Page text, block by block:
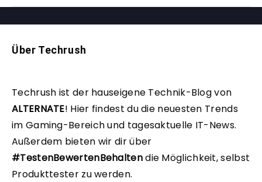
Über Techrush
Techrush ist der hauseigene Technik-Blog von
ALTERNATE! Hier findest du die neuesten Trends
im Gaming-Bereich und tagesaktuelle IT-News.
Außerdem bieten wir dir über
#TestenBewertenBehaltendie Möglichkeit, selbst
Produkttester zu werden.